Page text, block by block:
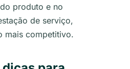
produto e no
de serviço,
mais competitivo.